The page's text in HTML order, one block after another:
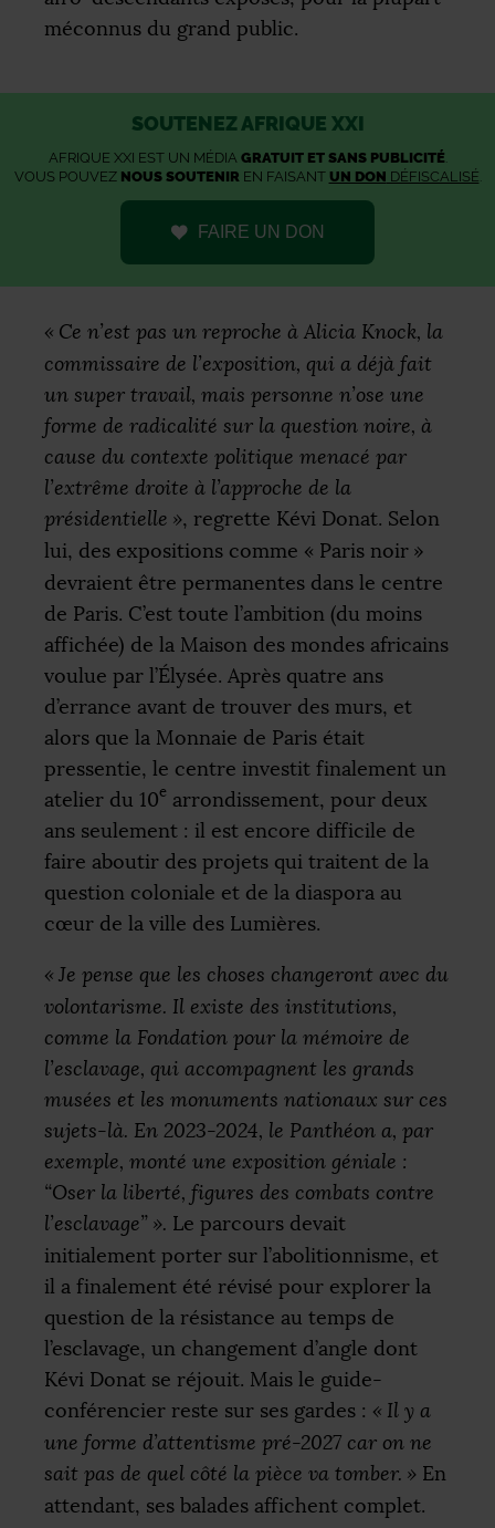
méconnus du grand public.
SOUTENEZ AFRIQUE XXI
AFRIQUE XXI EST UN MÉDIA GRATUIT ET SANS PUBLICITÉ.
VOUS POUVEZ NOUS SOUTENIREN FAISANT UN DON DÉFISCALISÉ.
FAIRE UN DON
« Ce n’est pas un reproche à Alicia Knock, la
commissaire de l’exposition, qui a déjà fait
un super travail, mais personne n’ose une
forme de radicalité sur la question noire, à
cause du contexte politique menacé par
l’extrême droite à l’approche de la
présidentielle », regrette Kévi Donat. Selon
lui, des expositions comme « Paris noir »
devraient être permanentes dans le centre
de Paris. C’est toute l’ambition (du moins
affichée) de la Maison des mondes africains
voulue par l’Élysée. Après quatre ans
d’errance avant de trouver des murs, et
alors que la Monnaie de Paris était
pressentie, le centre investit finalement un
atelier du 10e arrondissement, pour deux
ans seulement : il est encore difficile de
faire aboutir des projets qui traitent de la
question coloniale et de la diaspora au
cœur de la ville des Lumières.
« Je pense que les choses changeront avec du
volontarisme. Il existe des institutions,
comme la Fondation pour la mémoire de
l’esclavage, qui accompagnent les grands
musées et les monuments nationaux sur ces
sujets-là. En 2023-2024, le Panthéon a, par
exemple, monté une exposition géniale :
“Oser la liberté, figures des combats contre
l’esclavage” ». Le parcours devait
initialement porter sur l’abolitionnisme, et
il a finalement été révisé pour explorer la
question de la résistance au temps de
l’esclavage, un changement d’angle dont
Kévi Donat se réjouit. Mais le guide-
conférencier reste sur ses gardes : « Il y a
une forme d’attentisme pré-2027 car on ne
sait pas de quel côté la pièce va tomber. » En
attendant, ses balades affichent complet.